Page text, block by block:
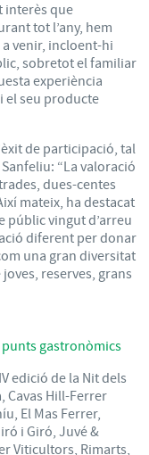
interès que
tot l’any, hem
venir, incloent-hi
sobretot el familiar
experiència
el seu producte
de participació, tal
“La valoració
dues-centes
mateix, ha destacat
públic vingut d’arreu
diferent per donar
una gran diversitat
reserves, grans
gastronòmics
edició de la Nit dels
Cavas Hill-Ferrer
El Mas Ferrer,
i Giró, Juvé &
Viticultors, Rimarts,